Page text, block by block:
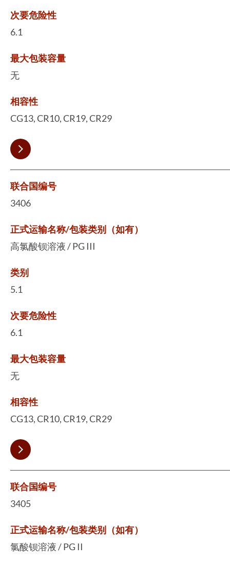
次要危险性
6.1
最大包装容量
无
相容性
CG13, CR10, CR19, CR29
联合国编号
3406
正式运输名称/包装类别（如有）
高氯酸钡溶液 / PG III
类别
5.1
次要危险性
6.1
最大包装容量
无
相容性
CG13, CR10, CR19, CR29
联合国编号
3405
正式运输名称/包装类别（如有）
氯酸钡溶液 / PG II